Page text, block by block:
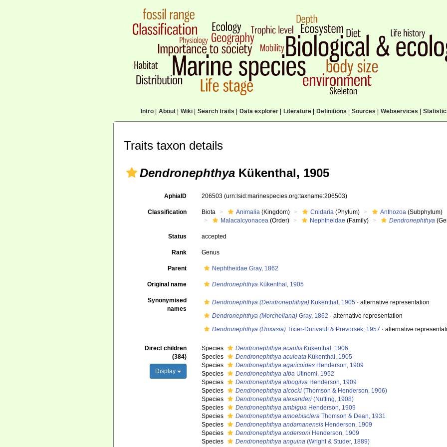
Intro| About| Wiki| Search traits Data explorer| Literature| Definitions Sources Webservices
Traits taxon details
Dendronephthya Kükenthal, 1905
AphiaID 206503(urn:lsid:marinespecies.org:taxname:206503)
Classification Biota Animalia (Kingdom) Cnidaria (Phylum) Anthozoa (Subphylum)
Malacalcyonacea (Order) Nephtheidae (Family) Dendronephthya
Status accepted
Rank Genus
Parent Nephtheidae Gray, 1862
Original name Dendronephthya Kükenthal, 1905
Synonymised
names
Dendronephthya (Dendronephthya) Kükenthal, 1905 ·alternative representation
Dendronephthya (Morchellana) Gray, 1862 ·alternative representation
Dendronephthya (Roxasia) Tixier-Durivault & Prevorsek, 1957 ·alternative
Direct children
(384)
Display
Species Dendronephthya acaulis Kükenthal, 1906
Species
Dendronephthya aculeata Kükenthal, 1905
Species
Dendronephthya agaricoides Henderson, 1909
Species
Dendronephthya alba Utinomi, 1952
Species
Dendronephthya albogilva Henderson, 1909
Species
Dendronephthya alcocki (Thomson & Henderson, 1906)
Species
Dendronephthya alexanderi (Nutting, 1908)
Species
Dendronephthya ambigua Henderson, 1909
Species
Dendronephthya amoebisclera Thomson & Dean, 1931
Species
Dendronephthya andamanensis Henderson, 1909
Species
Dendronephthya andersoni Henderson, 1909
Species
Dendronephthya anguina (Wright & Studer, 1889)